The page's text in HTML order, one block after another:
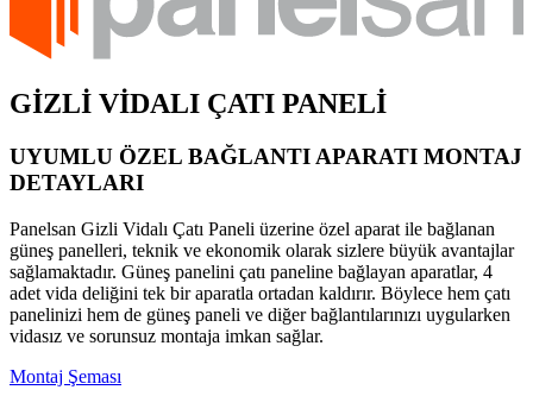
GİZLİ VİDALI ÇATI PANELİ
UYUMLU ÖZEL BAĞLANTI APARATI MONTAJ
DETAYLARI
Panelsan Gizli Vidalı Çatı Paneli üzerine özel aparat ile bağlanan
güneş panelleri, teknik ve ekonomik olarak sizlere büyük avantajlar
sağlamaktadır. Güneş panelini çatı paneline bağlayan aparatlar, 4
adet vida deliğini tek bir aparatla ortadan kaldırır. Böylece hem çatı
panelinizi hem de güneş paneli ve diğer bağlantılarınızı uygularken
vidasız ve sorunsuz montaja imkan sağlar.
Montaj Şeması